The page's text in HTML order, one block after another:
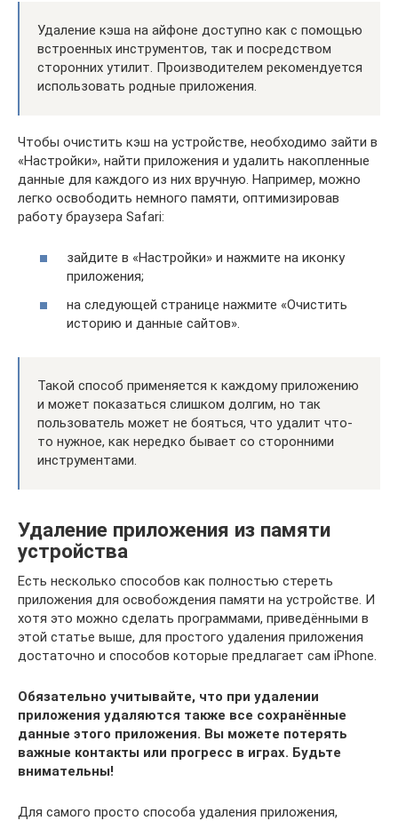
Удаление кэша на айфоне доступно как с помощью
встроенных инструментов, так и посредством
сторонних утилит. Производителем рекомендуется
использовать родные приложения.
Чтобы очистить кэш на устройстве, необходимо зайти в
«Настройки», найти приложения и удалить накопленные
данные для каждого из них вручную. Например, можно
легко освободить немного памяти, оптимизировав
работу браузера Safari:
зайдите в «Настройки» и нажмите на иконку
приложения;
на следующей странице нажмите «Очистить
историю и данные сайтов».
Такой способ применяется к каждому приложению
и может показаться слишком долгим, но так
пользователь может не бояться, что удалит что-
то нужное, как нередко бывает со сторонними
инструментами.
Удаление приложения из памяти
устройства
Есть несколько способов как полностью стереть
приложения для освобождения памяти на устройстве. И
хотя это можно сделать программами, приведёнными в
этой статье выше, для простого удаления приложения
достаточно и способов которые предлагает сам iPhone.
Обязательно учитывайте, что при удалении
приложения удаляются также все сохранённые
данные этого приложения. Вы можете потерять
важные контакты или прогресс в играх. Будьте
внимательны!
Для самого просто способа удаления приложения,